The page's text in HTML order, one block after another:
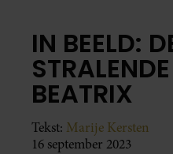
IN BEELD:
BEATRIX
Tekst: Marije Kersten
16 september 2023